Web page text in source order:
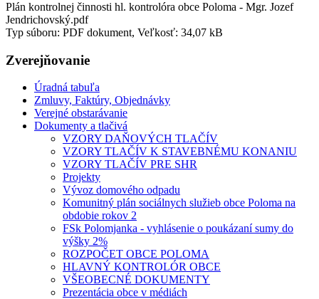
Plán kontrolnej činnosti hl. kontrolóra obce Poloma - Mgr. Jozef
Jendrichovský.pdf
Typ súboru: PDF dokument, Veľkosť: 34,07 kB
Zverejňovanie
Úradná tabuľa
Zmluvy, Faktúry, Objednávky
Verejné obstarávanie
Dokumenty a tlačivá
VZORY DAŇOVÝCH TLAČÍV
VZORY TLAČÍV K STAVEBNÉMU KONANIU
VZORY TLAČÍV PRE SHR
Projekty
Vývoz domového odpadu
Komunitný plán sociálnych služieb obce Poloma na
obdobie rokov 2
FSk Polomjanka - vyhlásenie o poukázaní sumy do
výšky 2%
ROZPOČET OBCE POLOMA
HLAVNÝ KONTROLÓR OBCE
VŠEOBECNÉ DOKUMENTY
Prezentácia obce v médiách